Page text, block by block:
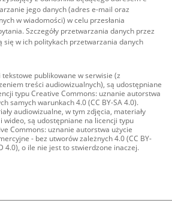
jego danych (adres e-mail oraz
w wiadomości) w celu przesłania
Szczegóły przetwarzania danych przez
się w ich politykach przetwarzania danych
tekstowe publikowane w serwisie (z
treści audiowizualnych), są udostępniane
typu Creative Commons: uznanie autorstwa
samych warunkach 4.0 (CC BY-SA 4.0).
audiowizualne, w tym zdjęcia, materiały
wideo, są udostępniane na licencji typu
Commons: uznanie autorstwa użycie
- bez utworów zależnych 4.0 (CC BY-
4.0), o ile nie jest to stwierdzone inaczej.